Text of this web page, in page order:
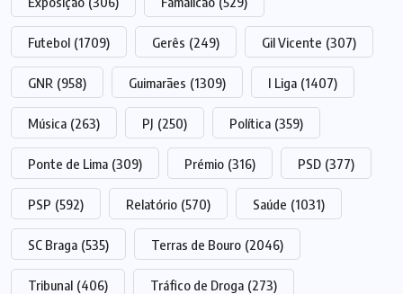
Futebol (1709) Gerês (249) Gil Vicente (307)
GNR (958) Guimarães (1309) I Liga (1407)
Música (263) PJ (250) Política (359)
Ponte de Lima (309) Prémio (316) PSD (377)
PSP (592) Relatório (570) Saúde (1031)
SC Braga (535) Terras de Bouro (2046)
Tribunal (406) Tráfico de Droga (273)